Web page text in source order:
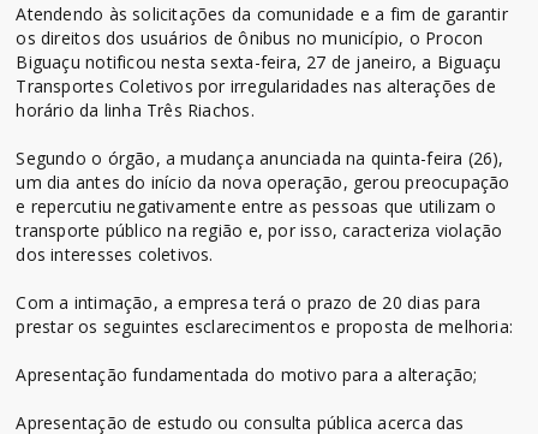
Atendendo às solicitações da comunidade e a fim de garantir
os direitos dos usuários de ônibus no município, o Procon
Biguaçu notificou nesta sexta-feira, 27 de janeiro, a Biguaçu
Transportes Coletivos por irregularidades nas alterações de
horário da linha Três Riachos.
Segundo o órgão, a mudança anunciada na quinta-feira (26),
um dia antes do início da nova operação, gerou preocupação
e repercutiu negativamente entre as pessoas que utilizam o
transporte público na região e, por isso, caracteriza violação
dos interesses coletivos.
Com a intimação, a empresa terá o prazo de 20 dias para
prestar os seguintes esclarecimentos e proposta de melhoria:
Apresentação fundamentada do motivo para a alteração;
Apresentação de estudo ou consulta pública acerca das